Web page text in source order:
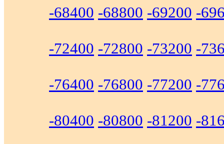
-68400 -68800 -69200 -
-72400 -72800 -73200 -
-76400 -76800 -77200 -
-80400 -80800 -81200 -